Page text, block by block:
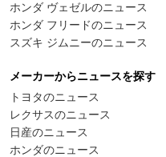
ホンダ ヴェゼルのニュース
ホンダ フリードのニュース
スズキ ジムニーのニュース
メーカーからニュースを探す
トヨタのニュース
レクサスのニュース
日産のニュース
ホンダのニュース